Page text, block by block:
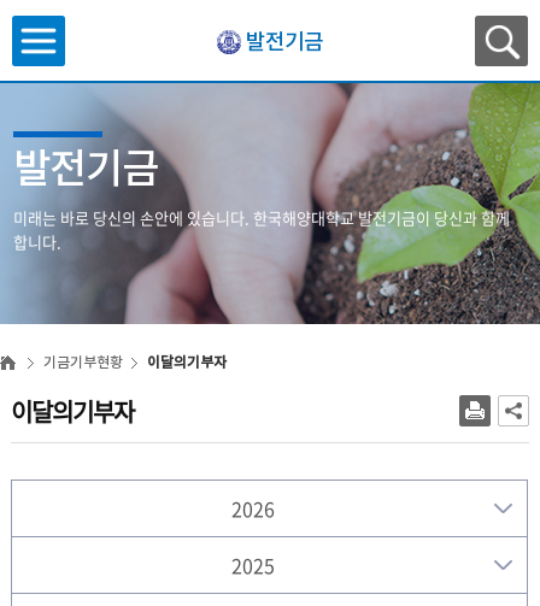
발전기금
발전기금
미래는 바로 당신의 손안에 있습니다. 한국해양대학교 발전기금이 당신과 함께
합니다.
기금기부현황 이달의기부자
이달의기부자
2026
2025